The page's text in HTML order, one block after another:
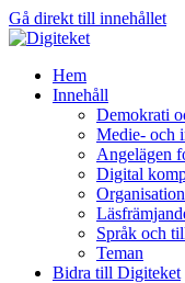
Gå direkt till innehållet
Hem
Innehåll
Demokrati
Medie- och
Angelägen
Digital
Språk och
Teman
Bidra till Digiteket